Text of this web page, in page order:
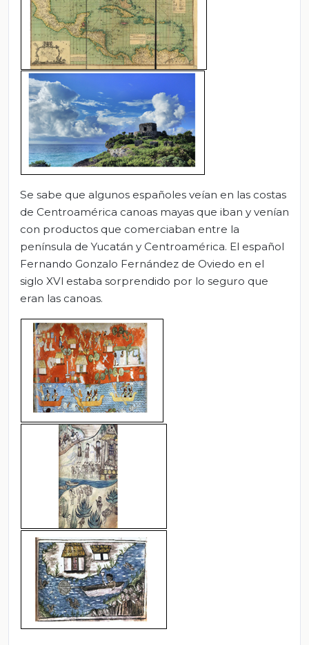
Se sabe que algunos españoles veían en las costas
de Centroamérica canoas mayas que iban y venían
con productos que comerciaban entre la
península de Yucatán y Centroamérica. El español
Fernando Gonzalo Fernández de Oviedo en el
siglo XVl estaba sorprendido por lo seguro que
eran las canoas.